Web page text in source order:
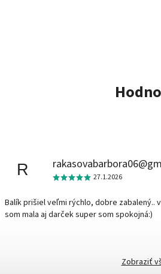
R 27.1.2026
Balík prišiel veľmi rýchlo, dobre zabalený..
som mala aj darček super som spokojná:)
Zobraziť